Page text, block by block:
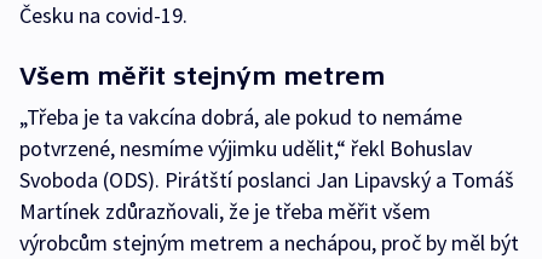
Česku na covid-19.
Všem měřit stejným metrem
„Třeba je ta vakcína dobrá, ale pokud to nemáme
potvrzené, nesmíme výjimku udělit,“ řekl Bohuslav
Svoboda (ODS). Pirátští poslanci Jan Lipavský a Tomáš
Martínek zdůrazňovali, že je třeba měřit všem
výrobcům stejným metrem a nechápou, proč by měl být